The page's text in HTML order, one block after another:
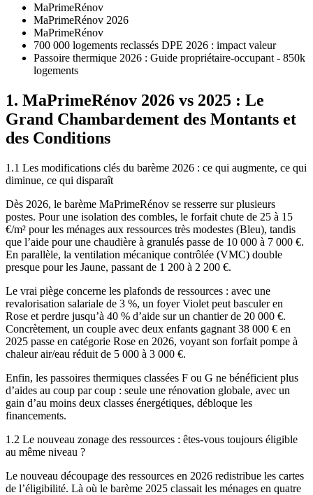
MaPrimeRénov
MaPrimeRénov 2026
MaPrimeRénov
700 000 logements reclassés DPE 2026 : impact valeur
Passoire thermique 2026 : Guide propriétaire-occupant - 850k
logements
1. MaPrimeRénov 2026 vs 2025 : Le
Grand Chambardement des Montants et
des Conditions
1.1 Les modifications clés du barème 2026 : ce qui augmente, ce qui
diminue, ce qui disparaît
Dès 2026, le barème MaPrimeRénov se resserre sur plusieurs
postes. Pour une isolation des combles, le forfait chute de 25 à 15
€/m² pour les ménages aux ressources très modestes (Bleu), tandis
que l’aide pour une chaudière à granulés passe de 10 000 à 7 000 €.
En parallèle, la ventilation mécanique contrôlée (VMC) double
presque pour les Jaune, passant de 1 200 à 2 200 €.
Le vrai piège concerne les plafonds de ressources : avec une
revalorisation salariale de 3 %, un foyer Violet peut basculer en
Rose et perdre jusqu’à 40 % d’aide sur un chantier de 20 000 €.
Concrètement, un couple avec deux enfants gagnant 38 000 € en
2025 passe en catégorie Rose en 2026, voyant son forfait pompe à
chaleur air/eau réduit de 5 000 à 3 000 €.
Enfin, les passoires thermiques classées F ou G ne bénéficient plus
d’aides au coup par coup : seule une rénovation globale, avec un
gain d’au moins deux classes énergétiques, débloque les
financements.
1.2 Le nouveau zonage des ressources : êtes-vous toujours éligible
au même niveau ?
Le nouveau découpage des ressources en 2026 redistribue les cartes
de l’éligibilité. Là où le barème 2025 classait les ménages en quatre